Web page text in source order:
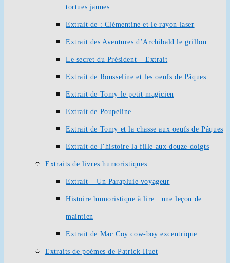
tortues jaunes
Extrait de : Clémentine et le rayon laser
Extrait des Aventures d’Archibald le grillon
Le secret du Président – Extrait
Extrait de Rousseline et les oeufs de Pâques
Extrait de Tomy le petit magicien
Extrait de Poupeline
Extrait de Tomy et la chasse aux oeufs de Pâques
Extrait de l’histoire la fille aux douze doigts
Extraits de livres humoristiques
Extrait – Un Parapluie voyageur
Histoire humoristique à lire : une leçon de
maintien
Extrait de Mac Coy cow-boy excentrique
Extraits de poèmes de Patrick Huet